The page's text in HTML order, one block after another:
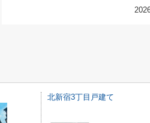
北新宿3丁目戸建て